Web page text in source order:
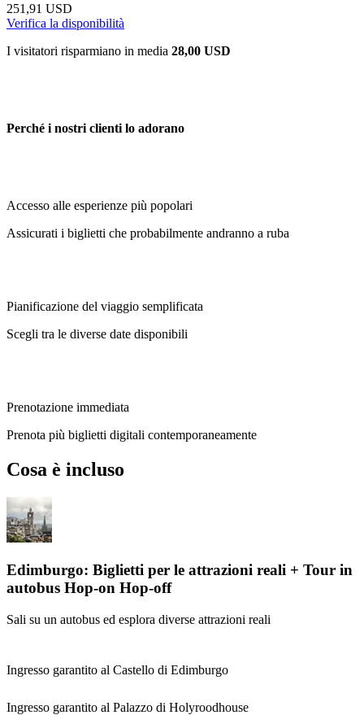
251,91 USD
Verifica la disponibilità
I visitatori risparmiano in media 28,00 USD
Perché i nostri clienti lo adorano
Accesso alle esperienze più popolari
Assicurati i biglietti che probabilmente andranno a ruba
Pianificazione del viaggio semplificata
Scegli tra le diverse date disponibili
Prenotazione immediata
Prenota più biglietti digitali contemporaneamente
Cosa è incluso
Edimburgo: Biglietti per le attrazioni reali + Tour in
autobus Hop-on Hop-off
Sali su un autobus ed esplora diverse attrazioni reali
Ingresso garantito al Castello di Edimburgo
Ingresso garantito al Palazzo di Holyroodhouse